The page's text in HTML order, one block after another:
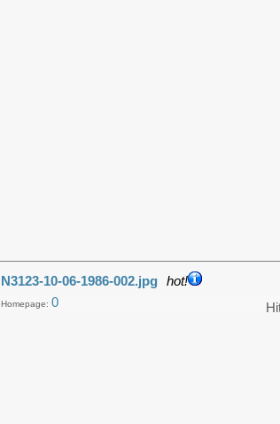
N3123-10-06-1986-002.jpg hot!
Homepage: 0